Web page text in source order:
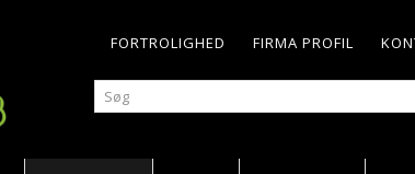
FIRMA PROFIL
FORTROLIGHED